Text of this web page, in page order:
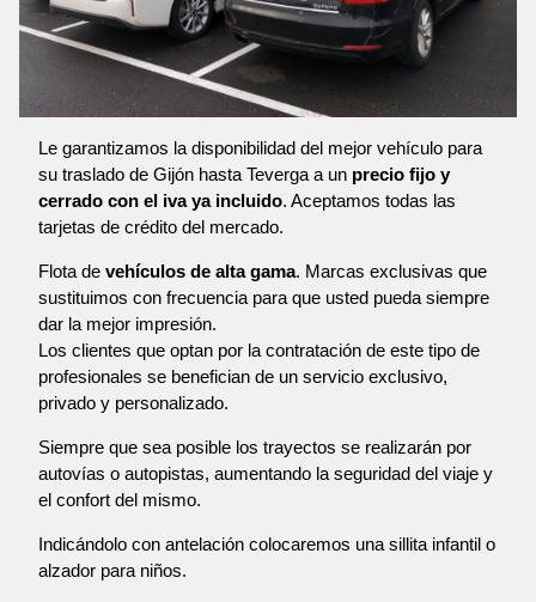
Le garantizamos la disponibilidad del mejor vehículo para
su traslado de Gijón hasta Teverga a un precio fijo y
cerrado con el iva ya incluido. Aceptamos todas las
tarjetas de crédito del mercado.
Flota de vehículos de alta gama. Marcas exclusivas que
sustituimos con frecuencia para que usted pueda siempre
dar la mejor impresión.
Los clientes que optan por la contratación de este tipo de
profesionales se benefician de un servicio exclusivo,
privado y personalizado.
Siempre que sea posible los trayectos se realizarán por
autovías o autopistas, aumentando la seguridad del viaje y
el confort del mismo.
Indicándolo con antelación colocaremos una sillita infantil o
alzador para niños.